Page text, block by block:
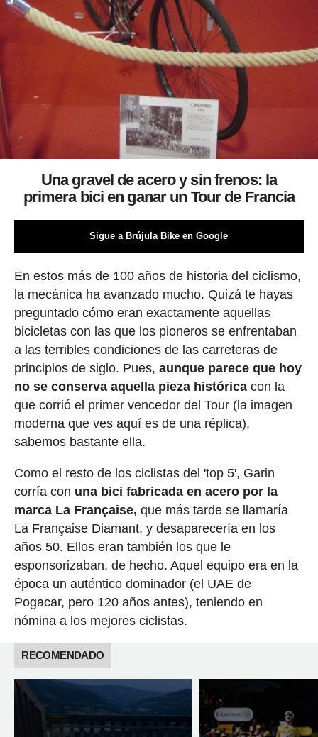
Una gravel de acero y sin frenos: la
primera bici en ganar un Tour de Francia
Sigue a Brújula Bike en Google
En estos más de 100 años de historia del ciclismo,
la mecánica ha avanzado mucho. Quizá te hayas
preguntado cómo eran exactamente aquellas
bicicletas con las que los pioneros se enfrentaban
a las terribles condiciones de las carreteras de
principios de siglo. Pues, aunque parece que hoy
no se conserva aquella pieza históricacon la
que corrió el primer vencedor del Tour (la imagen
moderna que ves aquí es de una réplica),
sabemos bastante ella.
Como el resto de los ciclistas del 'top 5', Garin
corría con una bici fabricada en acero por la
marca La Française, que más tarde se llamaría
La Française Diamant, y desaparecería en los
años 50. Ellos eran también los que le
esponsorizaban, de hecho. Aquel equipo era en la
época un auténtico dominador (el UAE de
Pogacar, pero 120 años antes), teniendo en
nómina a los mejores ciclistas.
RECOMENDADO